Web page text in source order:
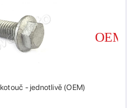
- jednotlivě (OEM)